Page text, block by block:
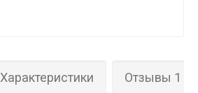
Характеристики Отзывы 1